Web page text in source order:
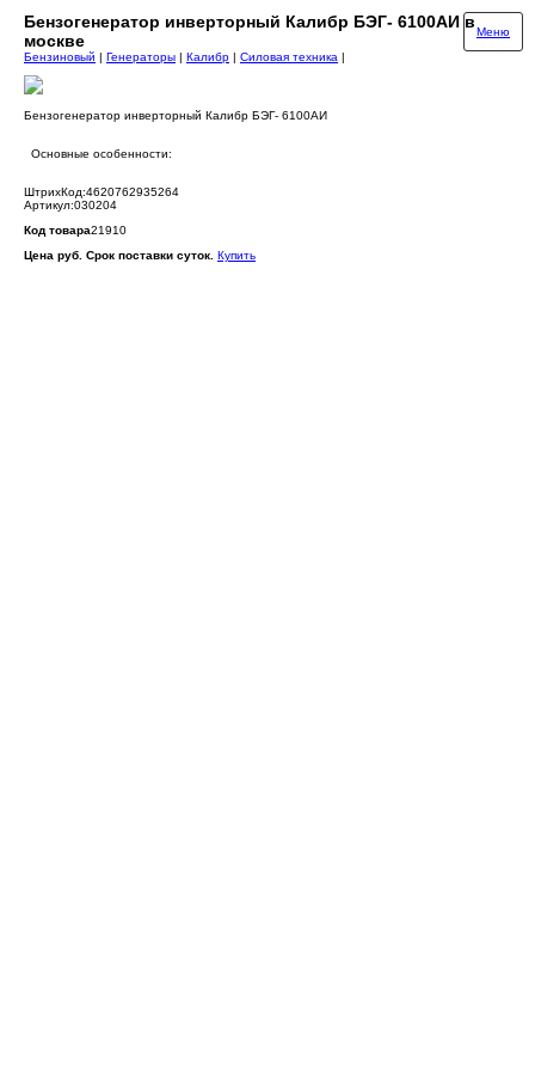
Бензогенератор инверторный Калибр БЭГ- 6100АИ в
москве
Меню
Бензиновый | Генераторы | Калибр | Силовая техника |
Бензогенератор инверторный Калибр БЭГ- 6100АИ
Основные особенности:
ШтрихКод:4620762935264
Артикул:030204
Код товара21910
Цена руб. Срок поставки суток. Купить